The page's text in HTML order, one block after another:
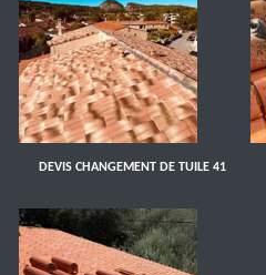
DEVIS CHANGEMENT DE TUILE 41